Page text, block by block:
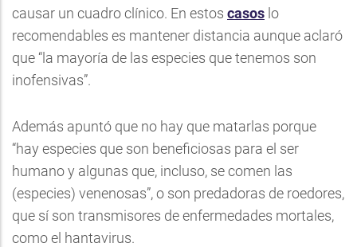
causar un cuadro clínico. En estos casos lo
recomendables es mantener distancia aunque aclaró
que “la mayoría de las especies que tenemos son
inofensivas”.
Además apuntó que no hay que matarlas porque
“hay especies que son beneficiosas para el ser
humano y algunas que, incluso, se comen las
(especies) venenosas”, o son predadoras de roedores,
que sí son transmisores de enfermedades mortales,
como el hantavirus.